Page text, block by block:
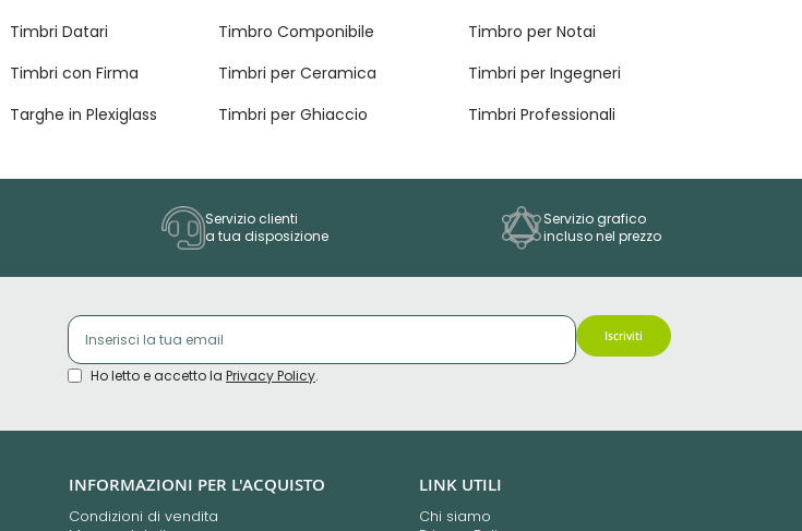
Timbri Datari Timbro Componibile
Timbro per Notai
Timbri con Firma Timbri per Ceramica
Timbri per Ingegneri
Targhe in Plexiglass Timbri per Ghiaccio Timbri Professionali
Servizio clienti
a tua disposizione
Servizio grafico
incluso nel prezzo
Iscriviti
Ho letto e accetto la Privacy Policy.
INFORMAZIONI PER L'ACQUISTO
Condizioni di vendita
LINK UTILI
Chi siamo